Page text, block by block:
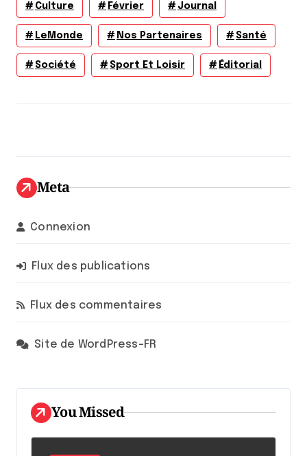
Culture Février Journal
LeMonde Nos Partenaires Santé
Société Sport Et Loisir Éditorial
Meta
Connexion
Flux des publications
Flux des commentaires
Site de WordPress-FR
You Missed